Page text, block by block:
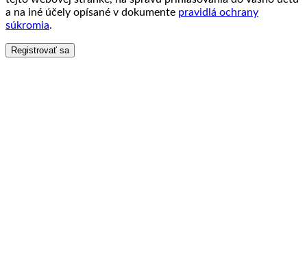
a na iné účely opísané v dokumente pravidlá ochrany
súkromia.
Registrovať sa